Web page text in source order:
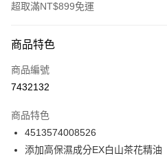
超取滿NT$899免運
信用卡一次付款
信用卡分期付款
合作金庫商業銀行
華南商業銀行
上海商業儲蓄銀行
LINE Pay
商品特色
商品編號
7432132
商品特色
4513574008526
添加高保濕成分EX白山茶花精油